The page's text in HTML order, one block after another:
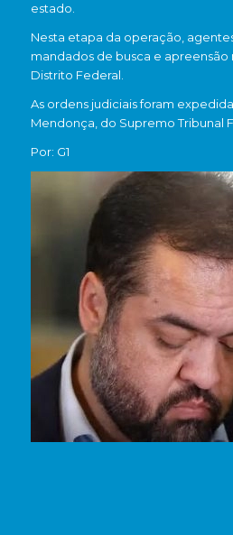
estado.
Nesta etapa da operação,
mandados de busca e apreensão
Distrito Federal.
As ordens judiciais foram
Mendonça, do Supremo Tribunal
Por: G1